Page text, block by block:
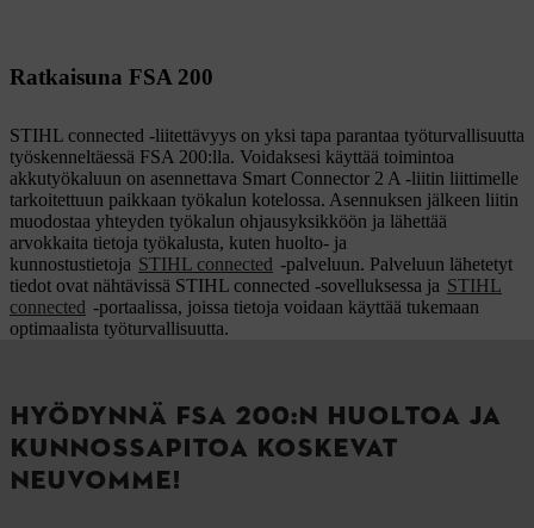
Ratkaisuna FSA 200
STIHL connected -liitettävyys on yksi tapa parantaa työturvallisuutta
työskenneltäessä FSA 200:lla. Voidaksesi käyttää toimintoa
akkutyökaluun on asennettava Smart Connector 2 A -liitin liittimelle
tarkoitettuun paikkaan työkalun kotelossa. Asennuksen jälkeen liitin
muodostaa yhteyden työkalun ohjausyksikköön ja lähettää
arvokkaita tietoja työkalusta, kuten huolto- ja
kunnostustietoja STIHL connected -palveluun. Palveluun lähetetyt
tiedot ovat nähtävissä STIHL connected -sovelluksessa ja STIHL
connected -portaalissa, joissa tietoja voidaan käyttää tukemaan
optimaalista työturvallisuutta.
HYÖDYNNÄ FSA 200:N HUOLTOA JA
KUNNOSSAPITOA KOSKEVAT
NEUVOMME!